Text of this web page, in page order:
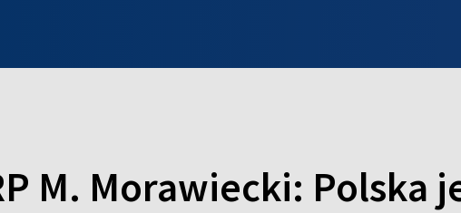
M. Morawiecki: Polska